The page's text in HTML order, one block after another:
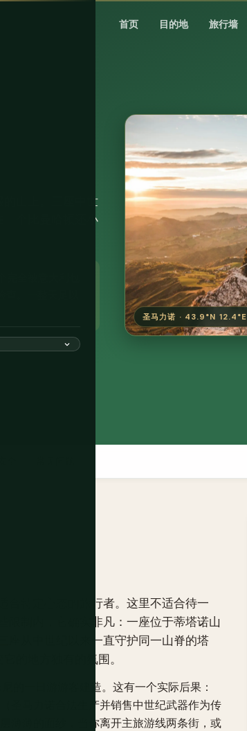
首页 目的地 旅行墙
山上。三座中世
个比曼哈顿还小
全被意大利包
。一整天足以
圣马力诺 · 43.9°N 12.4°E
合特定心态的旅行者。这里不适合待一
限制内，它确实非凡：一座位于蒂塔诺山
座从中世纪以来一直守护同一山脊的塔
的地方独有的氛围。
的一日游游客建造。这有一个实际后果：
圣马力诺合法生产并销售中世纪武器作为传
薄薄的面纱，当你离开主旅游线两条街，或